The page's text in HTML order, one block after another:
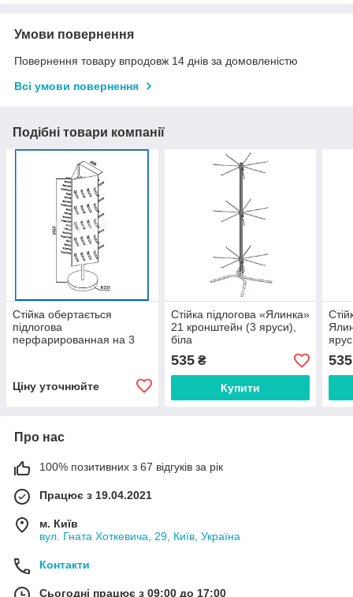
Умови повернення
Повернення товару впродовж 14 днів за домовленістю
Всі умови повернення
Подібні товари компанії
Стійка обертається
підлогова
перфарированная на 3
Ціну уточнюйте
Стійка підлогова «Ялинка»
21 кронштейн (3 яруси),
біла
535₴
Купити
535
Про нас
100% позитивних з 67 відгуків за рік
Працює з 19.04.2021
м. Київ
вул. Гната Хоткевича, 29, Київ, Україна
Контакти
Сьогодні працює з 09:00 до 17:00